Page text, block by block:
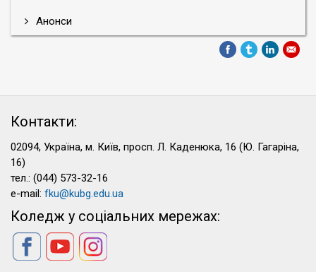
Анонси
Контакти:
02094, Україна, м. Київ, просп. Л. Каденюка, 16 (Ю. Гагаріна,
16)
тел.: (044) 573-32-16
e-mail: fku@kubg.edu.ua
Коледж у соціальних мережах: